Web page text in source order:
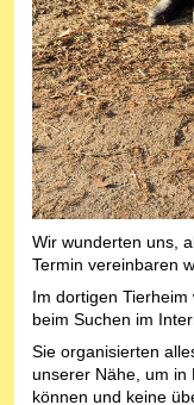
Wir wunderten uns,
Termin vereinbaren
Im dortigen
beim Suchen im
Sie organisierten
unserer Nähe, um in
können und keine